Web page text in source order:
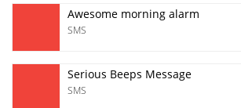
Awesome morning alarm
SMS
Serious Beeps Message
SMS